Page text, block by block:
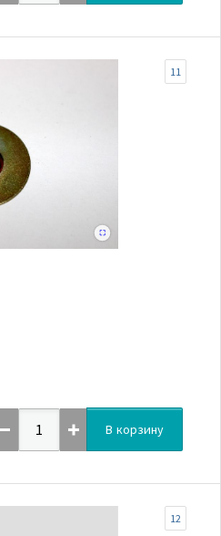
11
В корзину
12